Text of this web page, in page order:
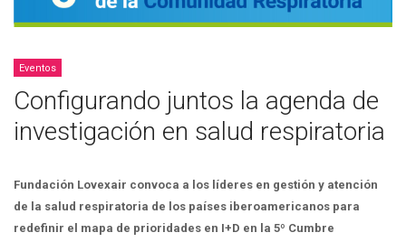
Eventos
Configurando juntos la agenda de
investigación en salud respiratoria
Fundación Lovexair convoca a los líderes en gestión y atención
de la salud respiratoria de los países iberoamericanos para
redefinir el mapa de prioridades en I+D en la 5º Cumbre